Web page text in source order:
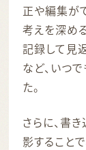
正や編集が
考えを深め
記録して見
など、いつ
た。
さらに、書
影すること